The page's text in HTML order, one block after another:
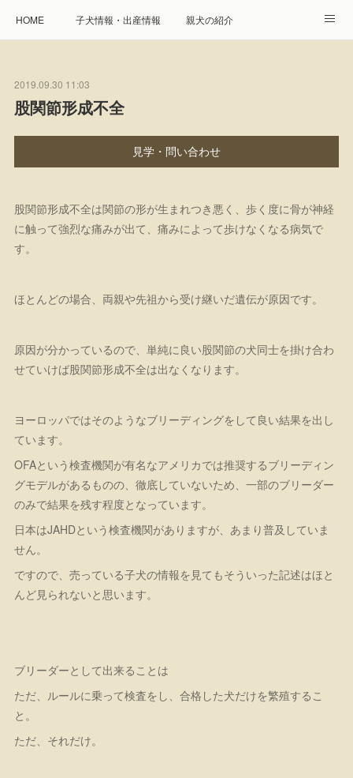
HOME 子犬情報・出産情報 親犬の紹介
遺伝疾患への取り組み
プレジール親睦会 特定商取引に基づく表記
2019.09.30 11:03
股関節形成不全
見学・問い合わせ
股関節形成不全は関節の形が生まれつき悪く、歩く度に骨が神経
に触って強烈な痛みが出て、痛みによって歩けなくなる病気で
す。
ほとんどの場合、両親や先祖から受け継いだ遺伝が原因です。
原因が分かっているので、単純に良い股関節の犬同士を掛け合わ
せていけば股関節形成不全は出なくなります。
ヨーロッパではそのようなブリーディングをして良い結果を出し
ています。
OFAという検査機関が有名なアメリカでは推奨するブリーディン
グモデルがあるものの、徹底していないため、一部のブリーダー
のみで結果を残す程度となっています。
日本はJAHDという検査機関がありますが、あまり普及していま
せん。
ですので、売っている子犬の情報を見てもそういった記述はほと
んど見られないと思います。
ブリーダーとして出来ることは
ただ、ルールに乗って検査をし、合格した犬だけを繁殖するこ
と。
ただ、それだけ。